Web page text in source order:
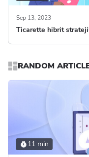
Sep 13, 2023
Ticarette hibrit
RANDOM
11 min